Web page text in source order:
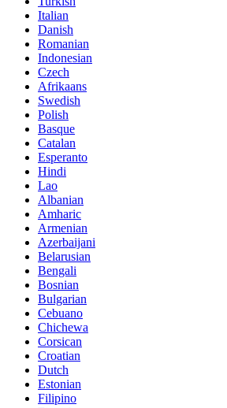
Italian
Danish
Romanian
Indonesian
Czech
Afrikaans
Swedish
Polish
Basque
Catalan
Esperanto
Hindi
Lao
Albanian
Amharic
Armenian
Azerbaijani
Belarusian
Bengali
Bosnian
Bulgarian
Cebuano
Chichewa
Corsican
Croatian
Dutch
Estonian
Filipino